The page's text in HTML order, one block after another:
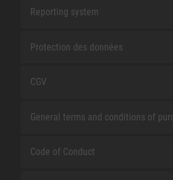
Reporting system
Protection des données
CGV
General terms and conditions of
Code of Conduct